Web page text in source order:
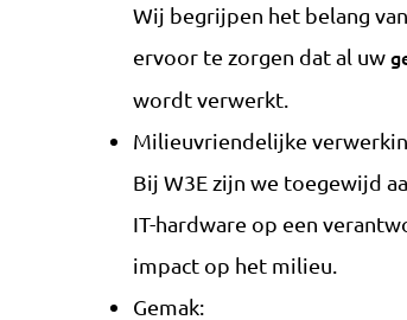
Wij begrijpen het belang
ervoor te zorgen dat al uw
wordt verwerkt.
Milieuvriendelijke
Bij W3E zijn we toegewijd
IT-hardware op een
impact op het milieu.
Gemak: